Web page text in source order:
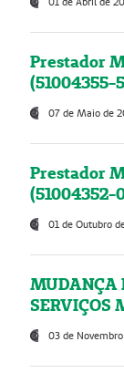
Prestador
(51004355-
07 de Maio de
Prestador
(51004352-
01 de Outubro
MUDANÇA
SERVIÇOS
03 de